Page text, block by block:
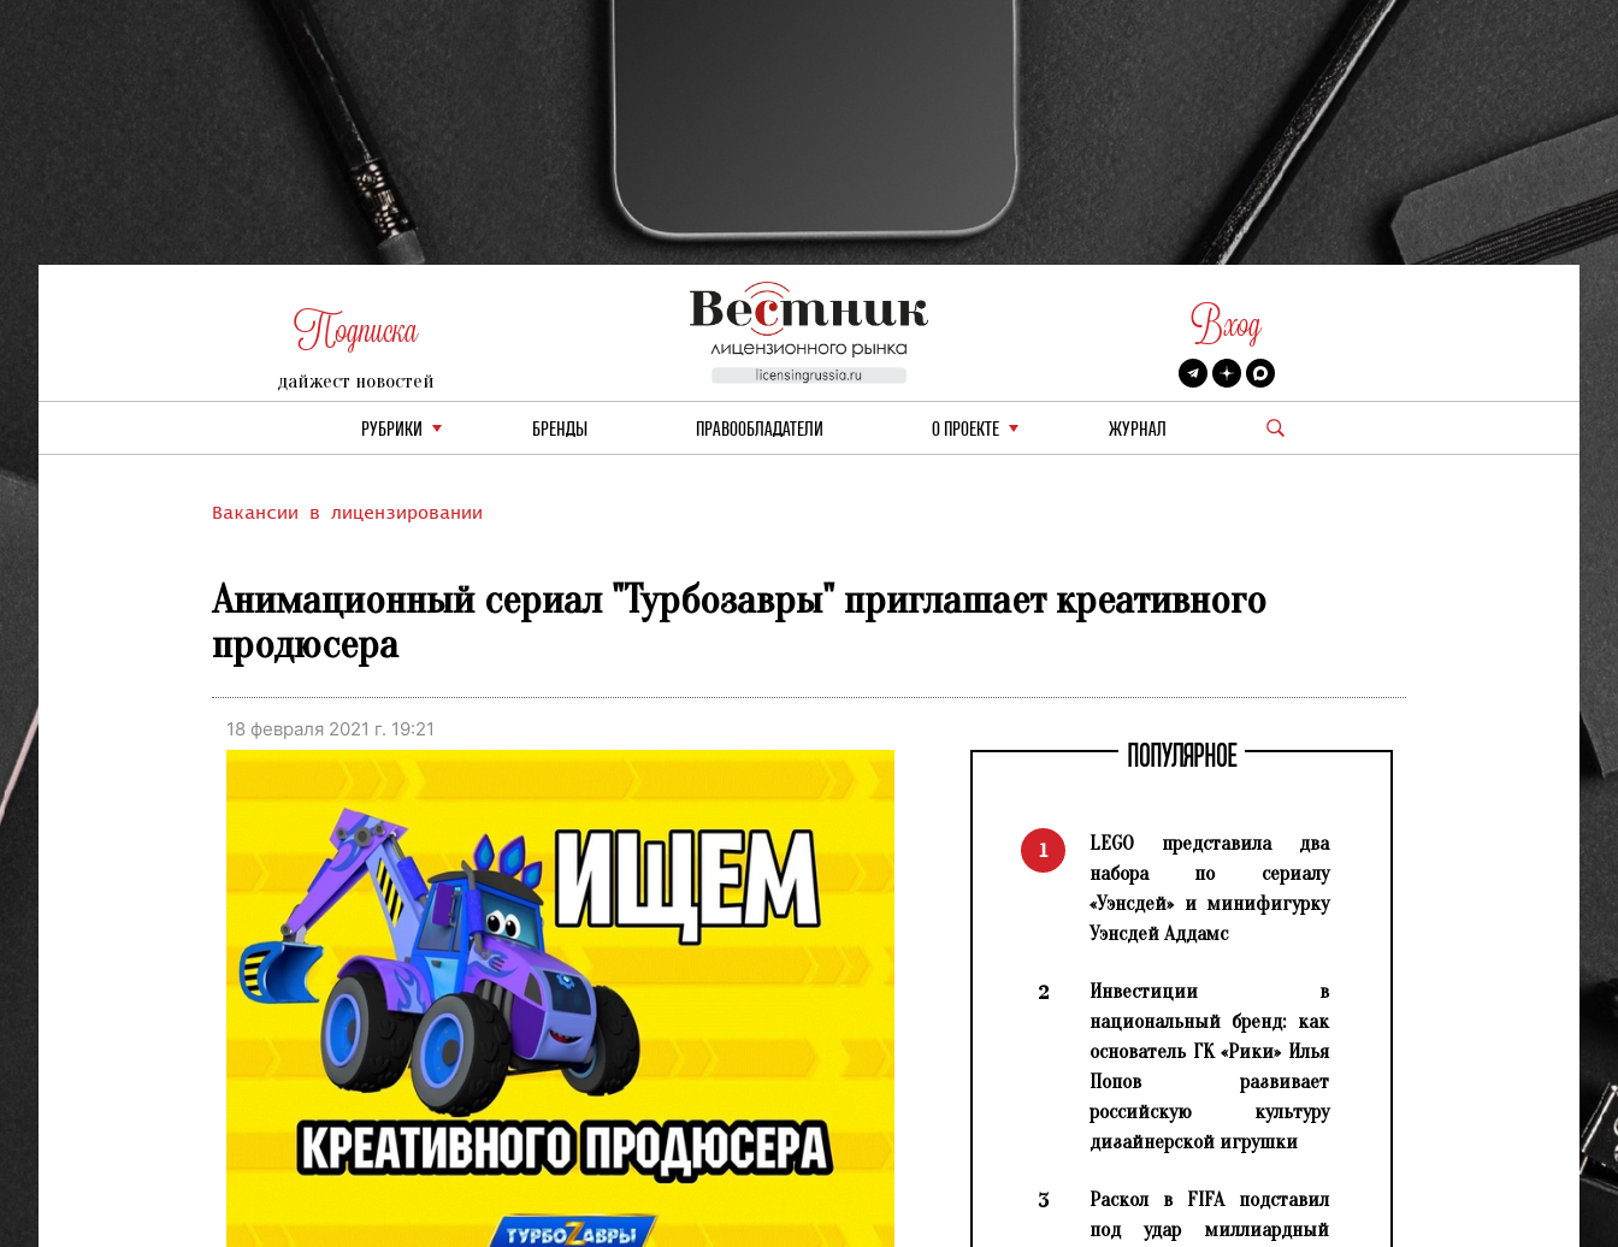
Подписка
дайжест новостей
Вход
РУБРИКИ БРЕНДЫ ПРАВООБЛАДАТЕЛИ О ПРОЕКТЕ ЖУРНАЛ
Вакансии в лицензировании
Анимационный сериал "Турбозавры" приглашает креативного
продюсера
18 февраля 2021 г. 19:21
ПОПУЛЯРНОЕ
1
LEGO представила два
набора по сериалу
«Уэнсдей» и минифигурку
Уэнсдей Аддамс
2
Инвестиции в
национальный бренд: как
основатель ГК «Рики» Илья
Попов развивает
российскую культуру
дизайнерской игрушки
3
Раскол в FIFA подставил
под удар миллиардный